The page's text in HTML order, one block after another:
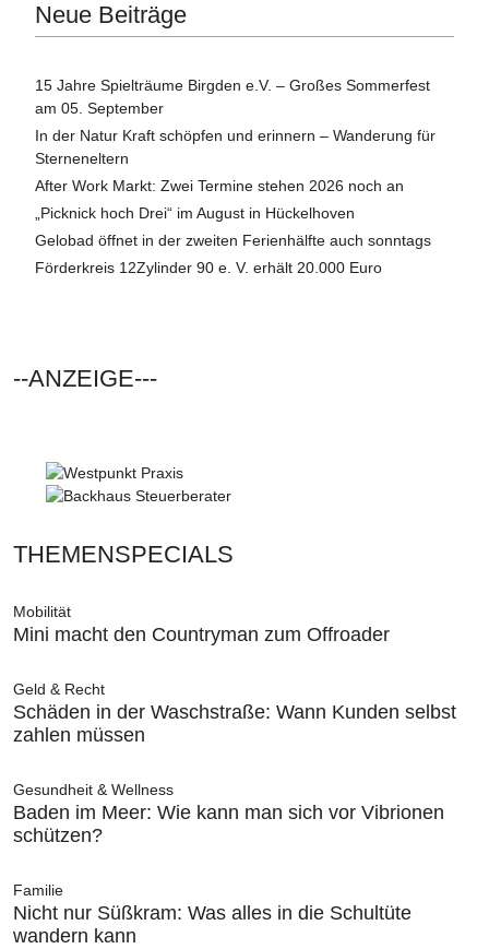
Neue Beiträge
15 Jahre Spielträume Birgden e.V. – Großes Sommerfest
am 05. September
In der Natur Kraft schöpfen und erinnern – Wanderung für
Sterneneltern
After Work Markt: Zwei Termine stehen 2026 noch an
„Picknick hoch Drei“ im August in Hückelhoven
Gelobad öffnet in der zweiten Ferienhälfte auch sonntags
Förderkreis 12Zylinder 90 e. V. erhält 20.000 Euro
--ANZEIGE---
THEMENSPECIALS
Mobilität
Mini macht den Countryman zum Offroader
Geld & Recht
Schäden in der Waschstraße: Wann Kunden selbst
zahlen müssen
Gesundheit & Wellness
Baden im Meer: Wie kann man sich vor Vibrionen
schützen?
Familie
Nicht nur Süßkram: Was alles in die Schultüte
wandern kann